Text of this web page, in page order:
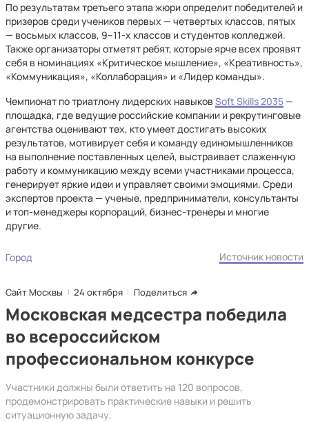
По результатам третьего этапа жюри определит победителей и
призеров среди учеников первых — четвертых классов, пятых
— восьмых классов, 9–11-х классов и студентов колледжей.
Также организаторы отметят ребят, которые ярче всех проявят
себя в номинациях «Критическое мышление», «Креативность»,
«Коммуникация», «Коллаборация» и «Лидер команды».
Чемпионат по триатлону лидерских навыков Soft Skills 2035—
площадка, где ведущие российские компании и рекрутинговые
агентства оценивают тех, кто умеет достигать высоких
результатов, мотивирует себя и команду единомышленников
на выполнение поставленных целей, выстраивает слаженную
работу и коммуникацию между всеми участниками процесса,
генерирует яркие идеи и управляет своими эмоциями. Среди
экспертов проекта — ученые, предприниматели, консультанты
и топ-менеджеры корпораций, бизнес-тренеры и многие
другие.
Город Источник новости
Сайт Москвы 24 октября Поделиться
Московская медсестра победила
во всероссийском
профессиональном конкурсе
Участники должны были ответить на 120 вопросов,
продемонстрировать практические навыки и решить
ситуационную задачу.